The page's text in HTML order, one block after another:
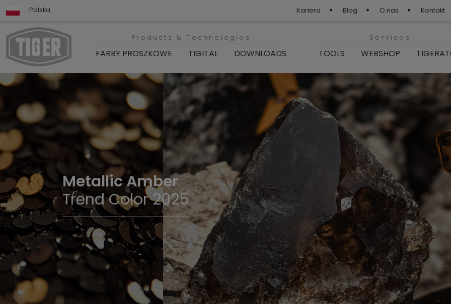
Polska Kariera Blog O nas Kontakt
Products & Technologies
FARBY PROSZKOWE TIGITAL DOWNLOADS
Services
TOOLS WEBSHOP
Metallic Amber
Trend Color 2025